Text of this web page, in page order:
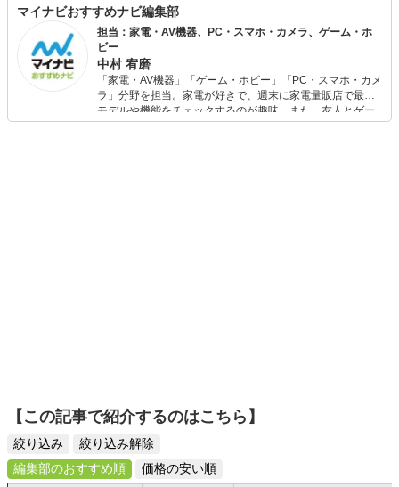
もある。テレビ「マツコの知らない世界」ではボールペン
の人、「嵐にしやがれ」ではシステム手帳の人として出
演。
マイナビおすすめナビ編集部
担当：家電・AV機器、PC・スマホ・カメラ、ゲーム・ホ
ビー
中村 宥磨
「家電・AV機器」「ゲーム・ホビー」「PC・スマホ・カメ
ラ」分野を担当。家電が好きで、週末に家電量販店で最新
モデルや機能をチェックするのが趣味。また、友人とゲー
ムを楽しみながら、新作タイトルやイベント情報もいち早
【この記事で紹介するのはこちら】
絞り込み
絞り込み解除
編集部のおすすめ順
価格の安い順